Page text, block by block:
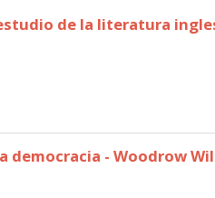
de la literatura
democracia - Woodrow